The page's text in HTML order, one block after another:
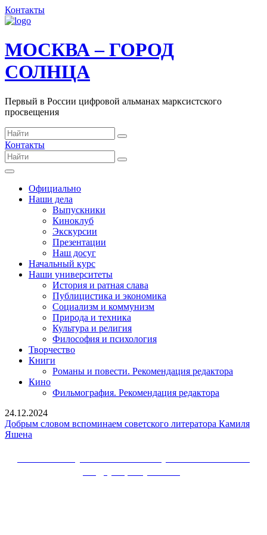
Контакты
МОСКВА – ГОРОД
СОЛНЦА
Первый в России цифровой альманах марксистского
просвещения
Контакты
Официально
Наши дела
Выпускники
Киноклуб
Экскурсии
Презентации
Наш досуг
Начальный курс
Наши университеты
История и ратная слава
Публицистика и экономика
Социализм и коммунизм
Природа и техника
Культура и религия
Философия и психология
Творчество
Книги
Романы и повести. Рекомендация редактора
Кино
Фильмография. Рекомендация редактора
24.12.2024
Добрым словом вспоминаем советского литератора Камиля
Яшена
советского